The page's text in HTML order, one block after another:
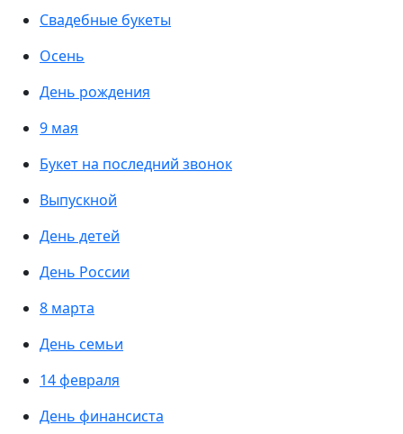
Свадебные букеты
Осень
День рождения
9 мая
Букет на последний звонок
Выпускной
День детей
День России
8 марта
День семьи
14 февраля
День финансиста